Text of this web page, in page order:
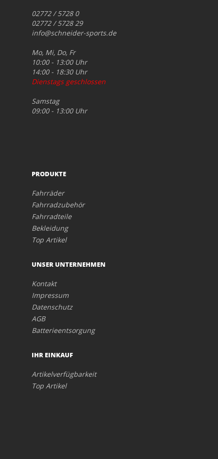
02772 / 5728 0
02772 / 5728 29
info@schneider-sports.de
Mo, Mi, Do, Fr
10:00 - 13:00 Uhr
14:00 - 18:30 Uhr
Dienstags geschlossen
Samstag
09:00 - 13:00 Uhr
PRODUKTE
Fahrräder
Fahrradzubehör
Fahrradteile
Bekleidung
Top Artikel
UNSER UNTERNEHMEN
Kontakt
Impressum
Datenschutz
AGB
Batterieentsorgung
IHR EINKAUF
Artikelverfügbarkeit
Top Artikel